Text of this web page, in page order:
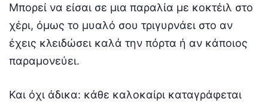
Μπορεί να είσαι σε μια παραλία με κοκτέιλ στο
χέρι, όμως το μυαλό σου τριγυρνάει στο αν
έχεις κλειδώσει καλά την πόρτα ή αν κάποιος
παραμονεύει.
Και όχι άδικα: κάθε καλοκαίρι καταγράφεται